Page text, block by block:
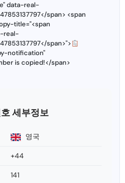
data-real-
span> <span
title="<span
real-
span>">
notification"
is copied!</span>
세부정보
영국
+44
141